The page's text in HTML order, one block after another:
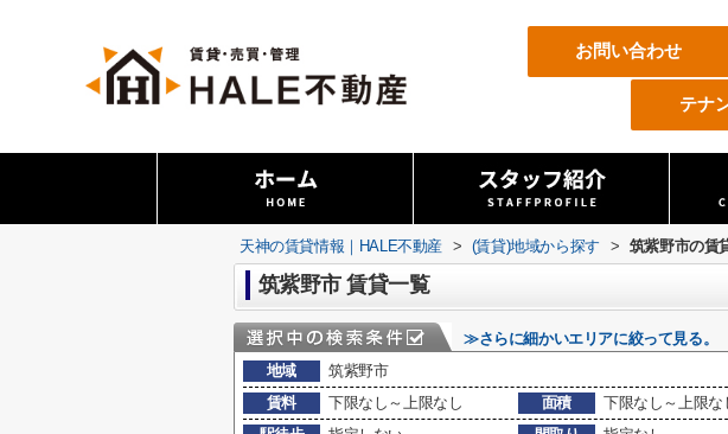
お問い合わせ
テナ
天神の賃貸情報｜HALE不動産 > (賃貸)地域から探す > 筑紫野市の賃
筑紫野市 賃貸一覧
≫さらに細かいエリアに絞って見る。
地域
筑紫野市
賃料
下限なし～上限なし 面積 下限なし～上限な